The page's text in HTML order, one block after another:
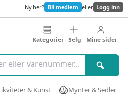
Ny her? Bli medlem eller Logg inn
Kategorier Selg Mine sider
& Kunst Mynter & Sedler